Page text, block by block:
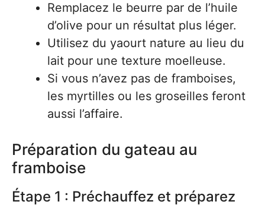
Remplacez le beurre par de l’huile
d’olive pour un résultat plus léger.
Utilisez du yaourt nature au lieu du
lait pour une texture moelleuse.
Si vous n’avez pas de framboises,
les myrtilles ou les groseilles feront
aussi l’affaire.
Préparation du gateau au
framboise
Étape 1 : Préchauffez et préparez